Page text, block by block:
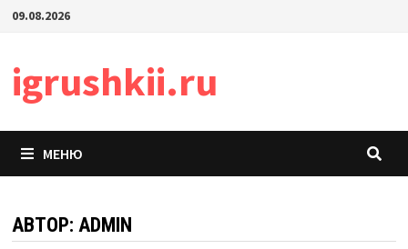
Перейти
09.08.2026
igrushkii.ru
МЕНЮ
АВТОР: ADMIN